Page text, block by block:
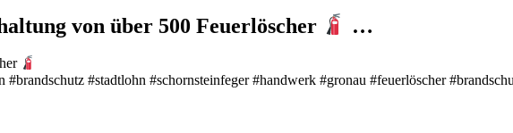
von über 500 Feuerlöscher …
#brandschutz #stadtlohn #schornsteinfeger #handwerk #gronau #feuerlöscher